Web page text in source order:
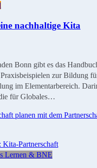
nachhaltige Kita
Bonn gibt es das
zur Bildung
im Elementarbereich.
für Globales…
Kita-Partnerschaft
Lernen & BNE